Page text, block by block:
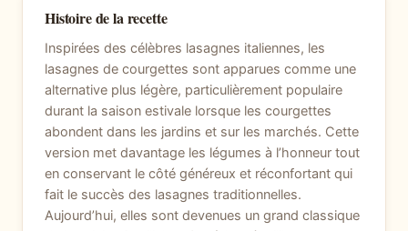
Histoire de la recette
Inspirées des célèbres lasagnes italiennes, les
lasagnes de courgettes sont apparues comme une
alternative plus légère, particulièrement populaire
durant la saison estivale lorsque les courgettes
abondent dans les jardins et sur les marchés. Cette
version met davantage les légumes à l’honneur tout
en conservant le côté généreux et réconfortant qui
fait le succès des lasagnes traditionnelles.
Aujourd’hui, elles sont devenues un grand classique